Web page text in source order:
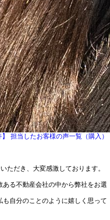
担当したお客様の声一覧（購入）
ただき、大変感激しております。
る不動産会社の中から弊社をお選
自分のことのように嬉しく思って